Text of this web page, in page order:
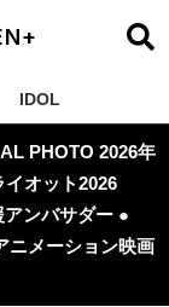
IDOL
PHOTO 2026年
オット2026
ンバサダー ●
ニメーション映画